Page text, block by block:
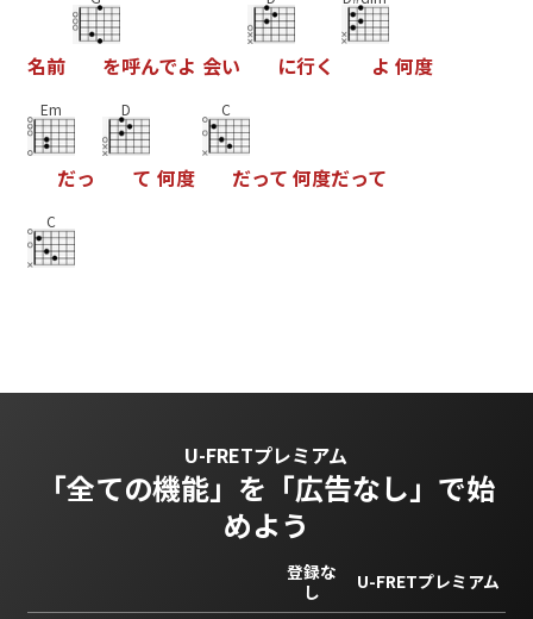
名前 を呼んでよ 会い に行く よ 何度
Em
だっ
D
て 何度
C
だって 何度だって
C
U-FRETプレミアム
「全ての機能」を 「広告なし」で始
めよう
登録な
し
U-FRETプレミアム